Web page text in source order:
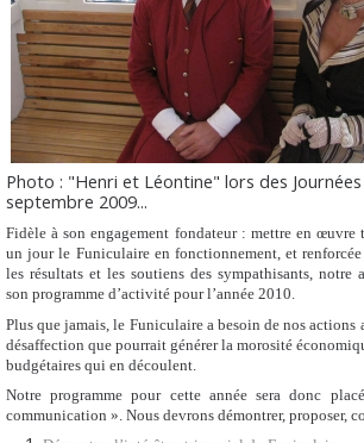
Photo : "Henri et Léontine" lors des
septembre 2009...
Fidèle à son engagement fondateur : mettre en
un jour le Funiculaire en fonctionnement, et
les résultats et les soutiens des sympathisants, notre
son programme d’activité pour l’année 2010.
Plus que jamais, le Funiculaire a besoin de nos
désaffection que pourrait générer la morosité
budgétaires qui en découlent.
Notre programme pour cette année sera donc
communication ». Nous devrons démontrer, proposer,